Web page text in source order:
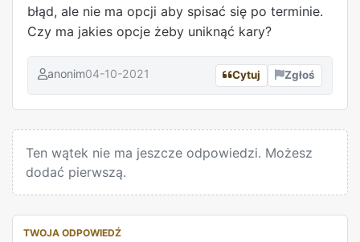
błąd, ale nie ma opcji aby spisać się po terminie.
Czy ma jakies opcje żeby uniknąć kary?
anonim04-10-2021 Cytuj Zgłoś
Ten wątek nie ma jeszcze odpowiedzi. Możesz
dodać pierwszą.
TWOJA ODPOWIEDŹ